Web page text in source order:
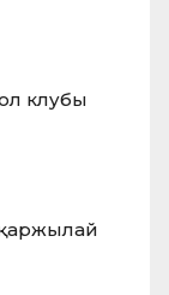
клубы